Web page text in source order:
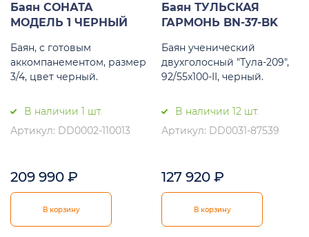
Баян СОНАТА
МОДЕЛЬ 1 ЧЕРНЫЙ
Баян, с готовым
аккомпанементом, размер
3/4, цвет черный.
В наличии 1 шт.
Артикул: DD0002-110013
209 990 ₽
В корзину
Баян ТУЛЬСКАЯ
ГАРМОНЬ BN-37-BK
Баян ученический
двухголосный "Тула-209",
92/55х100-II, черный.
В наличии 12 шт.
Артикул: DD0031-87539
127 920 ₽
В корзину